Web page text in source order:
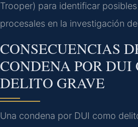
Trooper) para identificar
procesales en la investigación
CONSECUENCIAS
CONDENA POR DUI
DELITO GRAVE
Una condena por DUI como